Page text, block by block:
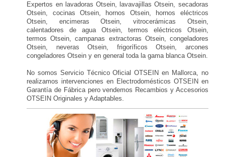
Expertos en lavadoras Otsein, lavavajillas Otsein, secadoras
Otsein, cocinas Otsein, hornos Otsein, hornos eléctricos
Otsein, encimeras Otsein, vitrocerámicas Otsein,
calentadores de agua Otsein, termos eléctricos Otsein,
termos Otsein, campanas extractoras Otsein, congeladores
Otsein, neveras Otsein, frigoríficos Otsein, arcones
congeladores Otsein y en general toda la gama blanca Otsein.
No somos Servicio Técnico Oficial OTSEIN en Mallorca, no
realizamos intervenciones en Electrodomésticos OTSEIN en
Garantía de Fábrica pero vendemos Recambios y Accesorios
OTSEIN Originales y Adaptables.